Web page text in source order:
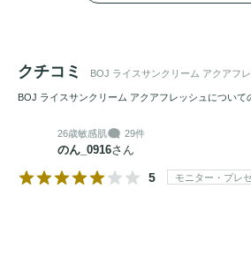
クチコミ BOJ ライスサンクリーム アクアフレ
BOJ ライスサンクリーム アクアフレッシュについて
26歳敏感肌 29件
のん_0916さん
5 モニター・プレ